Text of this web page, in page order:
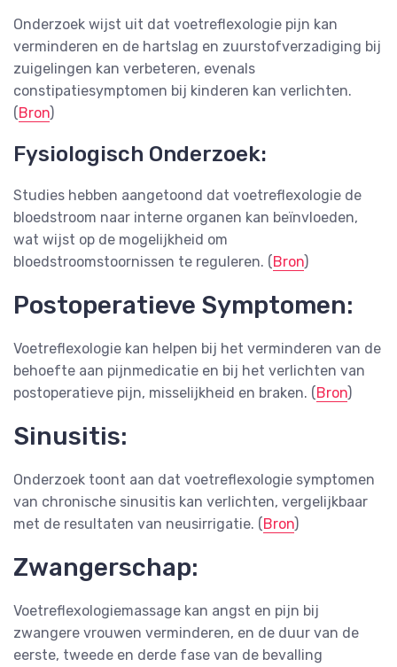
Onderzoek wijst uit dat voetreflexologie pijn kan
verminderen en de hartslag en zuurstofverzadiging bij
zuigelingen kan verbeteren, evenals
constipatiesymptomen bij kinderen kan verlichten​​.
(Bron)
Fysiologisch Onderzoek:
Studies hebben aangetoond dat voetreflexologie de
bloedstroom naar interne organen kan beïnvloeden,
wat wijst op de mogelijkheid om
bloedstroomstoornissen te reguleren​​. (Bron)
Postoperatieve Symptomen:
Voetreflexologie kan helpen bij het verminderen van de
behoefte aan pijnmedicatie en bij het verlichten van
postoperatieve pijn, misselijkheid en braken​​. (Bron)
Sinusitis:
Onderzoek toont aan dat voetreflexologie symptomen
van chronische sinusitis kan verlichten, vergelijkbaar
met de resultaten van neusirrigatie​​. (Bron)
Zwangerschap:
Voetreflexologiemassage kan angst en pijn bij
zwangere vrouwen verminderen, en de duur van de
eerste, tweede en derde fase van de bevalling